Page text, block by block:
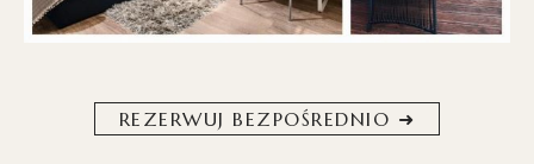
REZERWUJ BEZPOŚREDNIO ➜